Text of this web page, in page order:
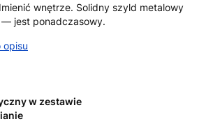
wnętrze. Solidny szyld metalowy
jest ponadczasowy.
opisu
w zestawie